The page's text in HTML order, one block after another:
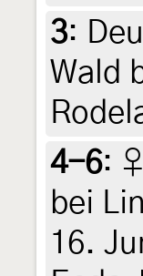
3:
Wald
4-6:
bei
16.